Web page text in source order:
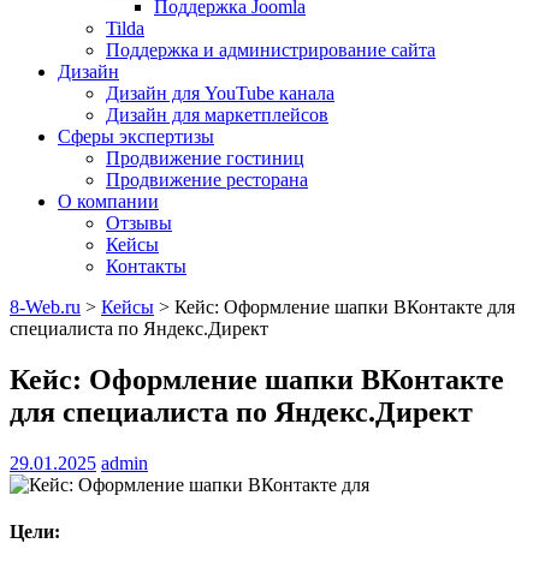
Поддержка Joomla
Tilda
Поддержка и администрирование сайта
Дизайн
Дизайн для YouTube канала
Дизайн для маркетплейсов
Сферы экспертизы
Продвижение гостиниц
Продвижение ресторана
О компании
Отзывы
Кейсы
Контакты
8-Web.ru > Кейсы > Кейс: Оформление шапки ВКонтакте для
специалиста по Яндекс.Директ
Кейс: Оформление шапки ВКонтакте
для специалиста по Яндекс.Директ
29.01.2025 admin
Цели: